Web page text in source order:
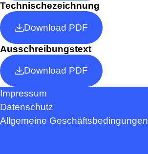
Technischezeichnung
Download PDF
Ausschreibungstext
Download PDF
Impressum
Datenschutz
Allgemeine Geschäftsbedingungen